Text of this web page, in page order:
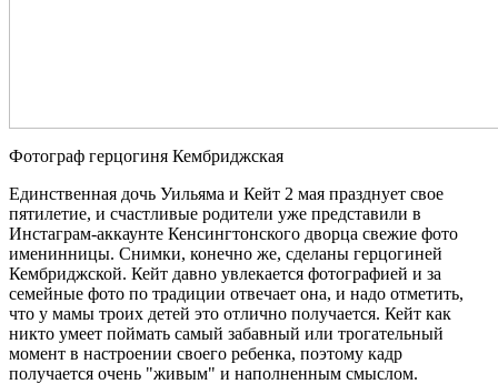
Фотограф герцогиня Кембриджская
Единственная дочь Уильяма и Кейт 2 мая празднует свое
пятилетие, и счастливые родители уже представили в
Инстаграм-аккаунте Кенсингтонского дворца свежие фото
именинницы. Снимки, конечно же, сделаны герцогиней
Кембриджской. Кейт давно увлекается фотографией и за
семейные фото по традиции отвечает она, и надо отметить,
что у мамы троих детей это отлично получается. Кейт как
никто умеет поймать самый забавный или трогательный
момент в настроении своего ребенка, поэтому кадр
получается очень "живым" и наполненным смыслом.